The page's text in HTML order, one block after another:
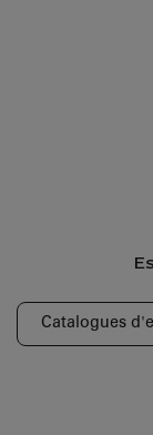
Catalogues